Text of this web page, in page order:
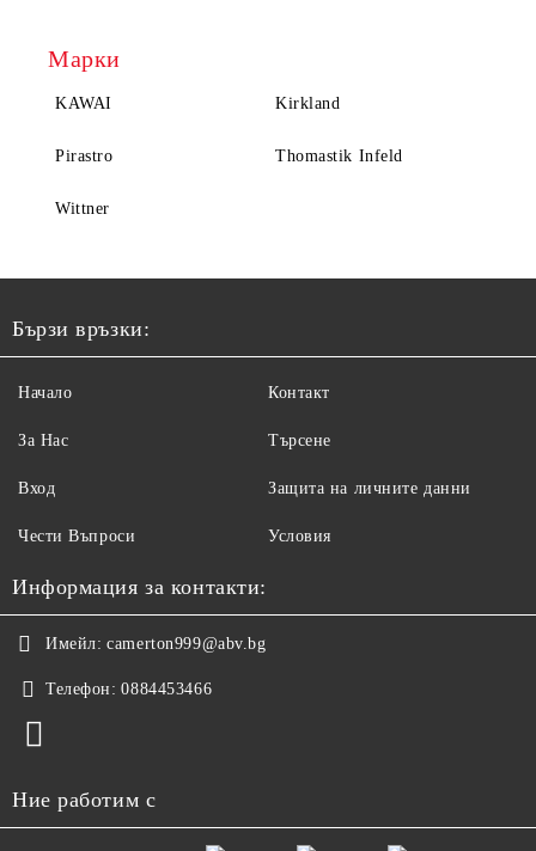
Марки
KAWAI Kirkland
Pirastro Thomastik Infeld
Wittner
Бързи връзки:
Начало
За Нас
Вход
Чести Въпроси
Контакт
Търсене
Защита на личните данни
Условия
Информация за контакти:
Имейл: camerton999@abv.bg
Телефон: 0884453466
Ние работим с